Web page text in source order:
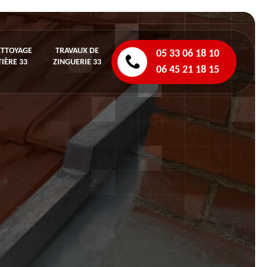
33
TRAVAUX DE
ZINGUERIE 33
05 33 06 18 10
06 45 21 18 15